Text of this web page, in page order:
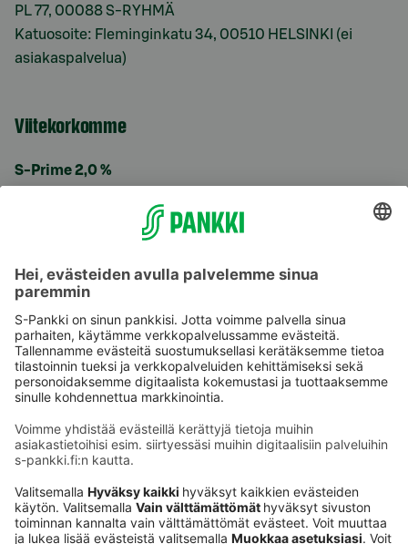
PL 77, 00088 S-RYHMÄ
Katuosoite: Fleminginkatu 34, 00510 HELSINKI (ei
asiakaspalvelua)
Viitekorkomme
S-Prime 2,0 %
Käyttöehdot
Saavutettavuusseloste
Evästeet
Verkkopalvelujen käytön edellytykset